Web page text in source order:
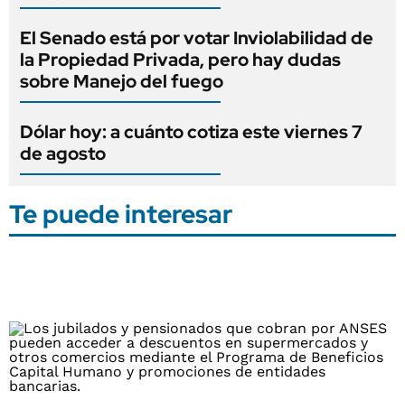
El Senado está por votar Inviolabilidad de
la Propiedad Privada, pero hay dudas
sobre Manejo del fuego
Dólar hoy: a cuánto cotiza este viernes 7
de agosto
Te puede interesar